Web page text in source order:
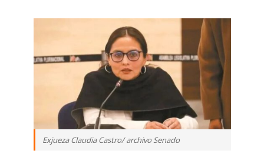
Exjueza Claudia Castro/ archivo Senado